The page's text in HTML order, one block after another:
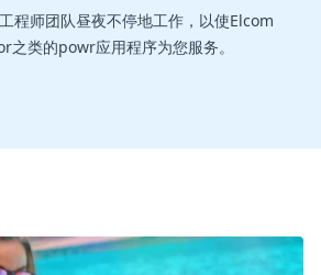
程师团队昼夜不停地工作，以使Elcom
之类的powr应用程序为您服务。